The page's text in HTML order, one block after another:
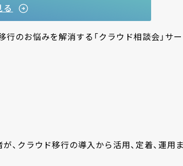
る
のお悩みを解消する「クラウド相談会」サー
、クラウド移行の導入から活用、定着、運用